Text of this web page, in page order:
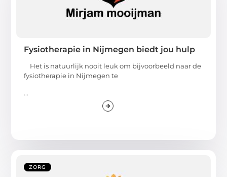
Fysiotherapie in Nijmegen biedt jou hulp
Het is natuurlijk nooit leuk om bijvoorbeeld naar de
fysiotherapie in Nijmegen te
...
ZORG